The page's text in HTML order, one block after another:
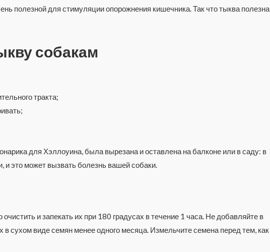
полезной для стимуляции опорожнения кишечника. Так что тыква полезна
собакам
тракта;
для Хэллоуина, была вырезана и оставлена на балконе или в саду: в
и это может вызвать болезнь вашей собаки.
и запекать их при 180 градусах в течение 1 часа. Не добавляйте в
в сухом виде семян менее одного месяца. Измельчите семена перед тем, как